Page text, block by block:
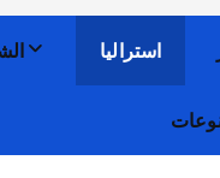
استراليا